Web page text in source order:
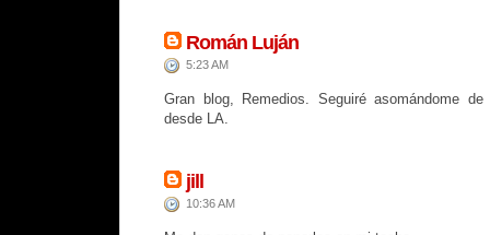
Román Luján
5:23 AM
Gran blog, Remedios. Seguiré asomándome
desde LA.
jill
10:36 AM